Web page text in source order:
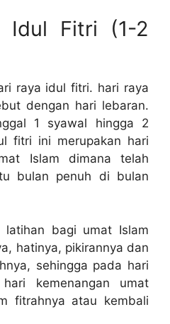
Idul Fitri (1-2
raya idul fitri. hari raya
dengan hari lebaran.
1 syawal hingga 2
fitri ini merupakan hari
Islam dimana telah
bulan penuh di bulan
latihan bagi umat Islam
hatinya, pikirannya dan
sehingga pada hari
kemenangan umat
fitrahnya atau kembali